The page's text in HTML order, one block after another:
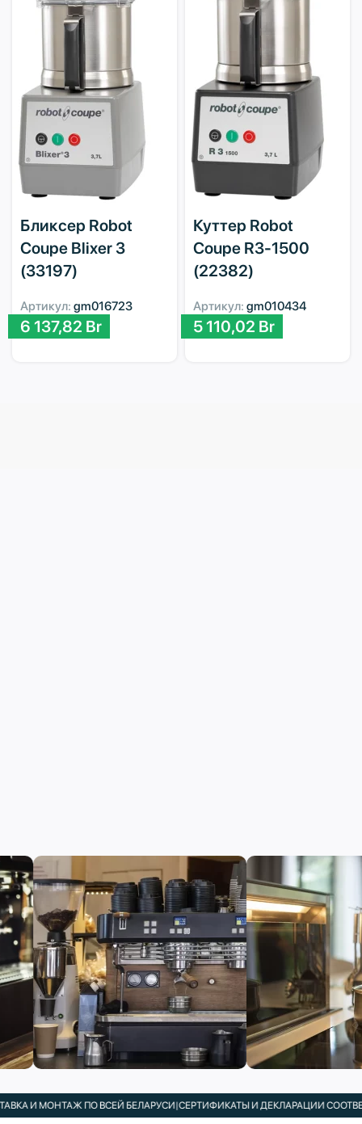
Бликсер Robot
Coupe Blixer 3
(33197)
Артикул: gm016723
6 137,82 Br
Куттер Robot
Coupe R3-1500
(22382)
Артикул: gm010434
5 110,02 Br
И МОНТАЖ ПО ВСЕЙ БЕЛАРУСИ|СЕРТИФИКАТЫ И ДЕКЛАРАЦИИ